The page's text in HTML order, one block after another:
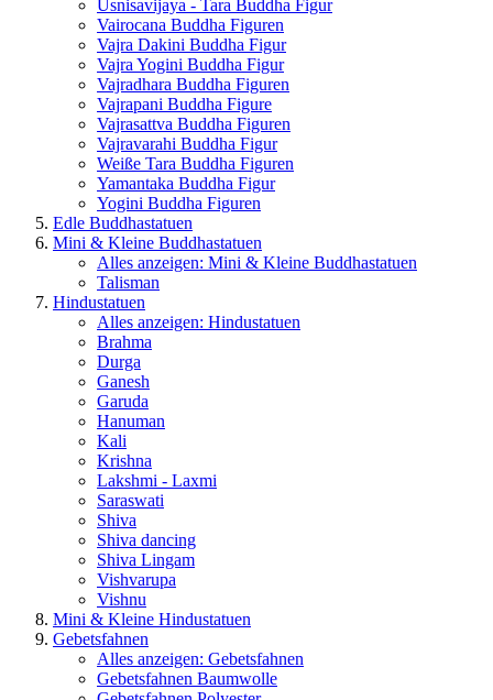
Usnisavijaya - Tara Buddha Figur
Vairocana Buddha Figuren
Vajra Dakini Buddha Figur
Vajra Yogini Buddha Figur
Vajradhara Buddha Figuren
Vajrapani Buddha Figure
Vajrasattva Buddha Figuren
Vajravarahi Buddha Figur
Weiße Tara Buddha Figuren
Yamantaka Buddha Figur
Yogini Buddha Figuren
Edle Buddhastatuen
Mini & Kleine Buddhastatuen
Alles anzeigen: Mini & Kleine Buddhastatuen
Talisman
Hindustatuen
Alles anzeigen: Hindustatuen
Brahma
Durga
Ganesh
Garuda
Hanuman
Kali
Krishna
Lakshmi - Laxmi
Saraswati
Shiva
Shiva dancing
Shiva Lingam
Vishvarupa
Vishnu
Mini & Kleine Hindustatuen
Gebetsfahnen
Alles anzeigen: Gebetsfahnen
Gebetsfahnen Baumwolle